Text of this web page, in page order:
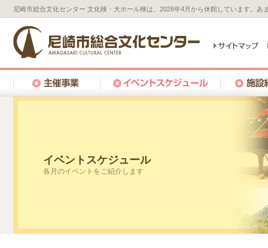
尼崎市総合文化センター 文化棟・大ホール棟は、2026年4月から休館しています。
イベントスケジュール
各月のイベントをご紹介します